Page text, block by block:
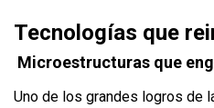
Tecnologías que
Microestructuras que
Uno de los grandes logros de